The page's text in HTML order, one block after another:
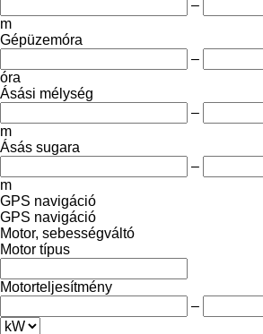
–
m
Gépüzemóra
–
óra
Ásási mélység
–
m
Ásás sugara
–
m
GPS navigáció
GPS navigáció
Motor, sebességváltó
Motor típus
Motorteljesítmény
–